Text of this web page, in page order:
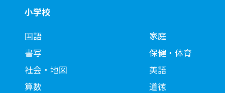
小学校
国語
書写
社会・地図
算数
家庭
保健・体育
英語
道徳